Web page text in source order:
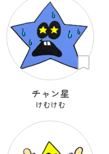
チャン星
けむけむ